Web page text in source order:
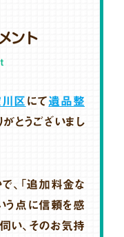
ント
区 にて遺品整
とうございまし
、「追加料金な
う点に信頼を感
い、そのお気持